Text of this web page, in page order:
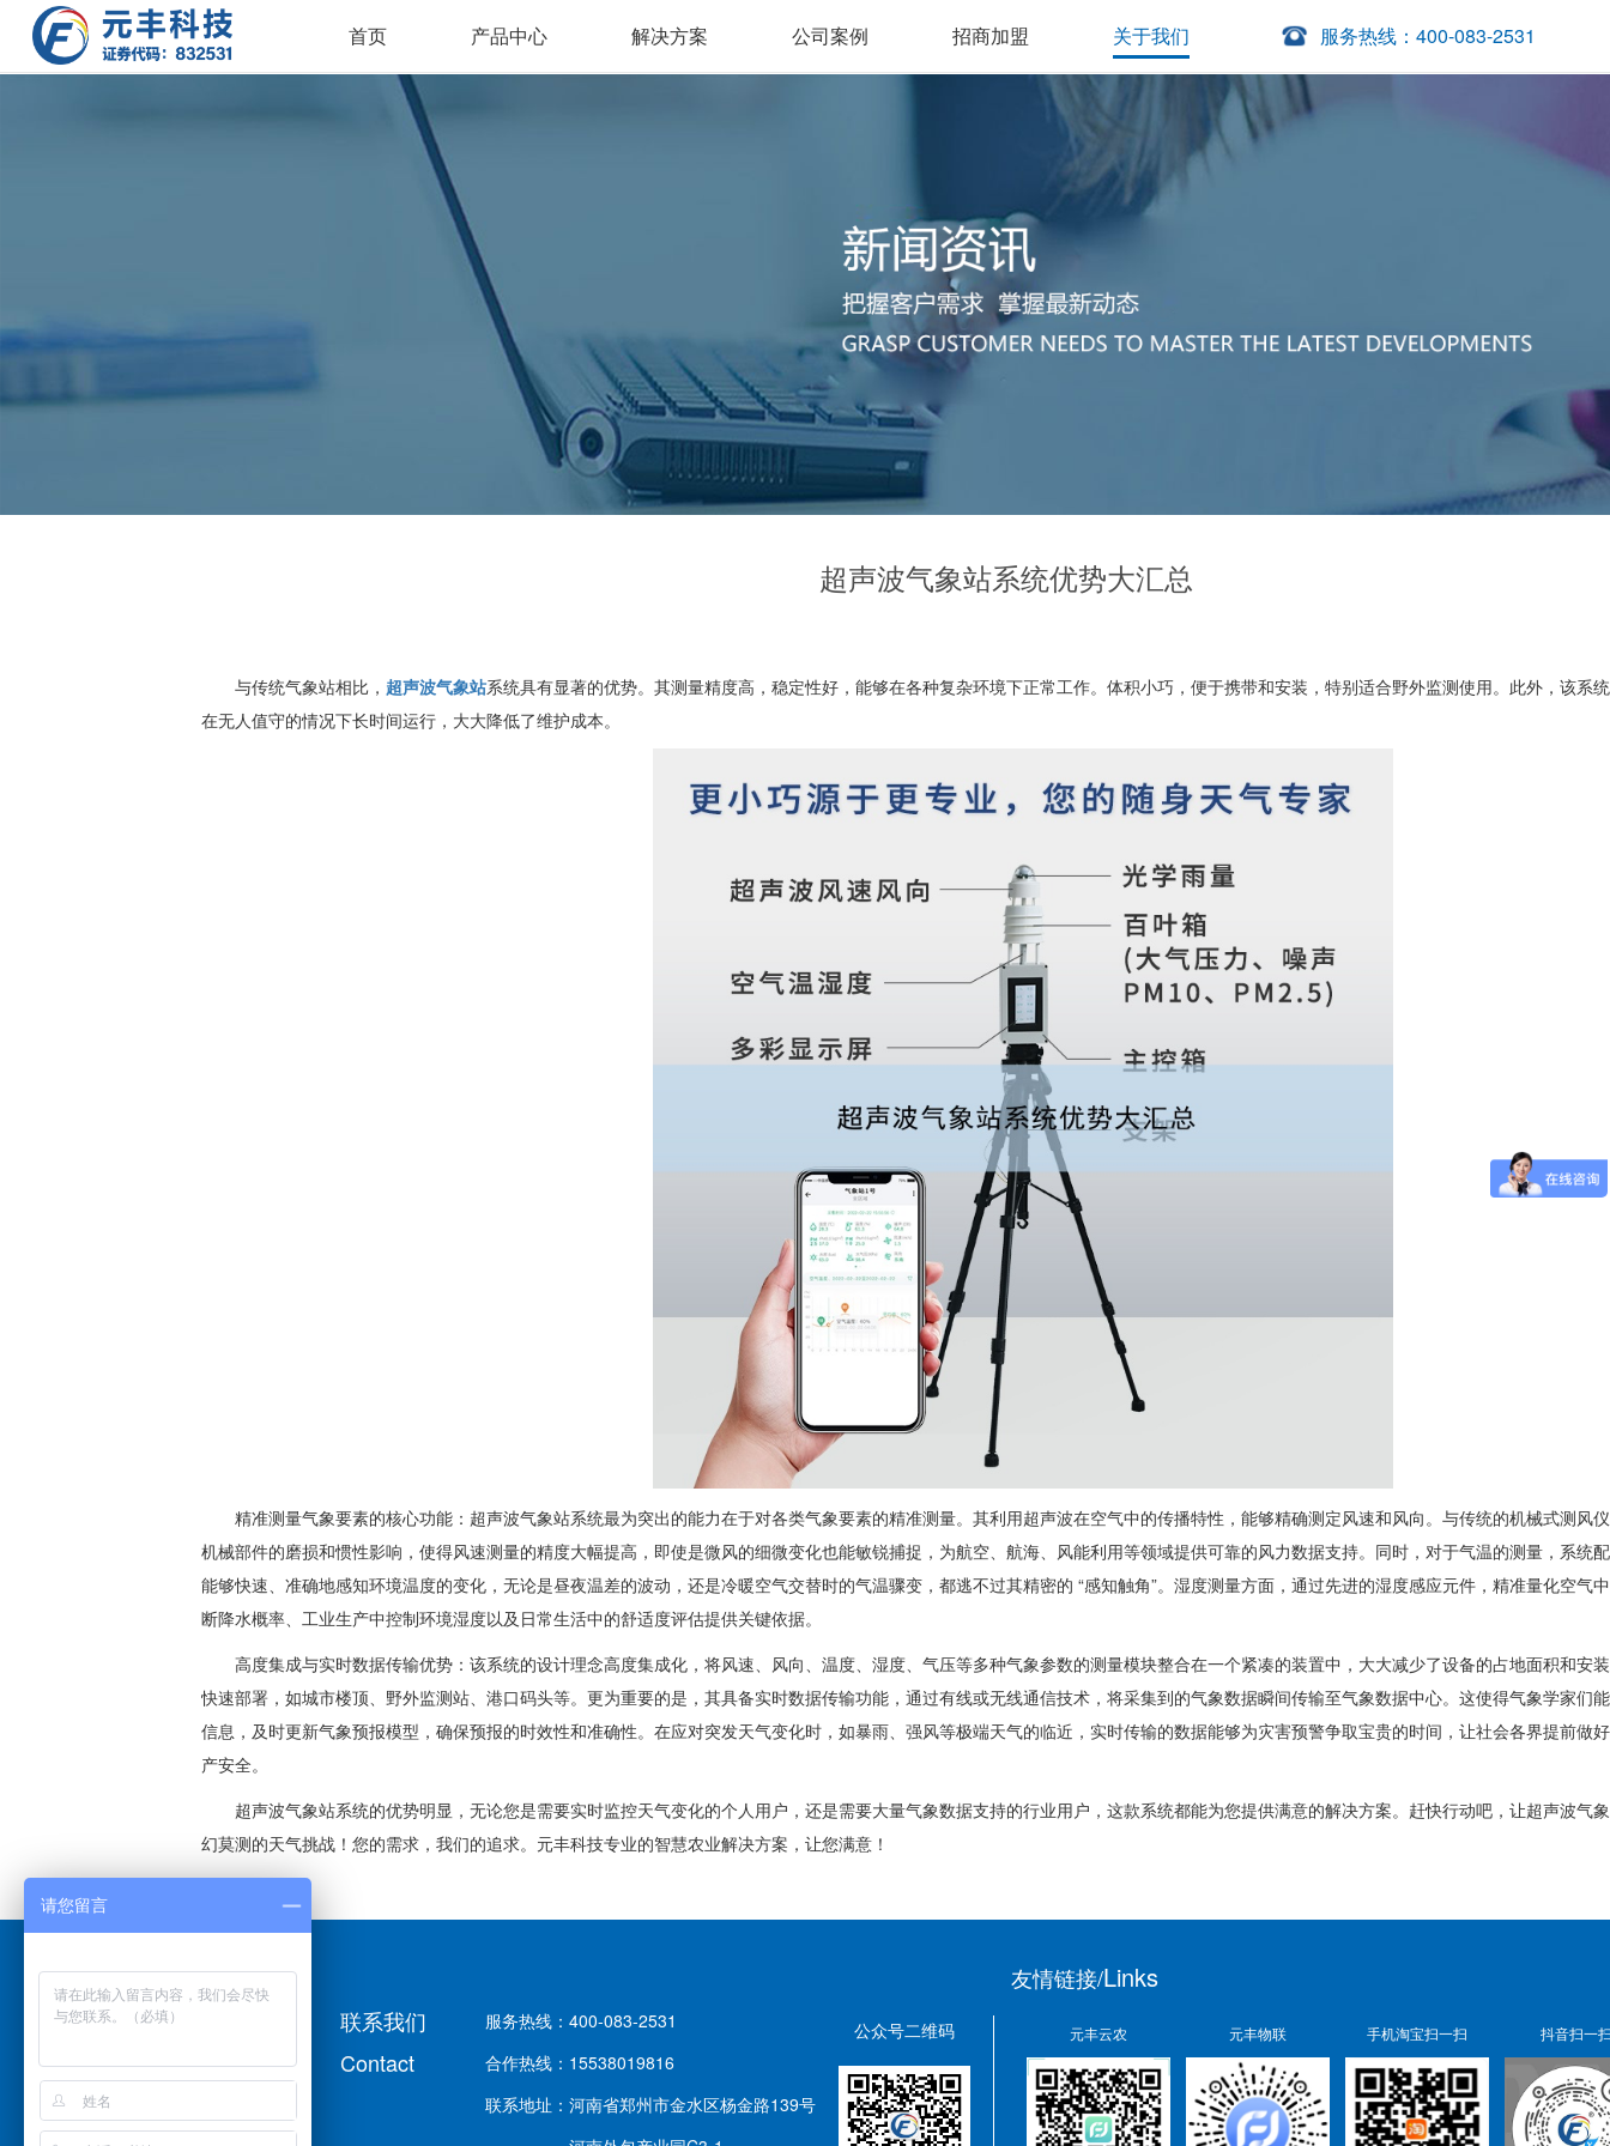
首页 产品中心 解决方案 公司案例 招商加盟 关于我们 服务热线：400-083-2531
超声波气象站系统优势大汇总
与传统气象站相比， 超声波气象站系统具有显著的优势。其测量精度高，稳定性好，能够在各种复杂环境下正常工作。体积小巧，便于携带和安装，特别适合野外监测使用。此外，该系
在无人值守的情况下长时间运行，大大降低了维护成本。
精准测量气象要素的核心功能：超声波气象站系统最为突出的能力在于对各类气象要素的精准测量。其利用超声波在空气中的传播特性，能够精确测定风速和风向。与传统的机械式测风
机械部件的磨损和惯性影响，使得风速测量的精度大幅提高，即使是微风的细微变化也能敏锐捕捉，为航空、航海、风能利用等领域提供可靠的风力数据支持。同时，对于气温的测量，系统
能够快速、准确地感知环境温度的变化，无论是昼夜温差的波动，还是冷暖空气交替时的气温骤变，都逃不过其精密的 “感知触角”。湿度测量方面，通过先进的湿度感应元件，精准量化空气
断降水概率、工业生产中控制环境湿度以及日常生活中的舒适度评估提供关键依据。
高度集成与实时数据传输优势：该系统的设计理念高度集成化，将风速、风向、温度、湿度、气压等多种气象参数的测量模块整合在一个紧凑的装置中，大大减少了设备的占地面积和安
快速部署，如城市楼顶、野外监测站、港口码头等。更为重要的是，其具备实时数据传输功能，通过有线或无线通信技术，将采集到的气象数据瞬间传输至气象数据中心。这使得气象学家们
信息，及时更新气象预报模型，确保预报的时效性和准确性。在应对突发天气变化时，如暴雨、强风等极端天气的临近，实时传输的数据能够为灾害预警争取宝贵的时间，让社会各界提前做
产安全。
超声波气象站系统的优势明显，无论您是需要实时监控天气变化的个人用户，还是需要大量气象数据支持的行业用户，这款系统都能为您提供满意的解决方案。赶快行动吧，让超声波气
幻莫测的天气挑战！您的需求，我们的追求。元丰科技专业的智慧农业解决方案，让您满意！
联系我们
Contact
服务热线：400-083-2531
合作热线：15538019816
联系地址： 河南省郑州市金水区杨金路139号
公众号二维码
友情链接/Links
元丰云农 元丰物联 手机淘宝扫一扫 抖音扫一
请您留言